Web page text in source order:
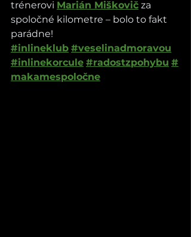
trénerovi Marián Miškovič za
spoločné kilometre – bolo to fakt
parádne!
#inlineklub #veselinadmoravou
#inlinekorcule #radostzpohybu #
makamespoločne